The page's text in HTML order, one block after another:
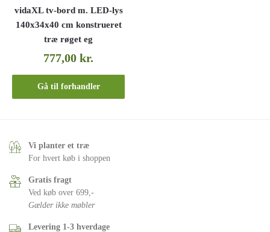
vidaXL tv-bord m. LED-lys
140x34x40 cm konstrueret
træ røget eg
777,00kr.
Gå til forhandler
Vi planter et træ
For hvert køb i shoppen
Gratis fragt
Ved køb over 699,-
Gælder ikke møbler
Levering 1-3 hverdage